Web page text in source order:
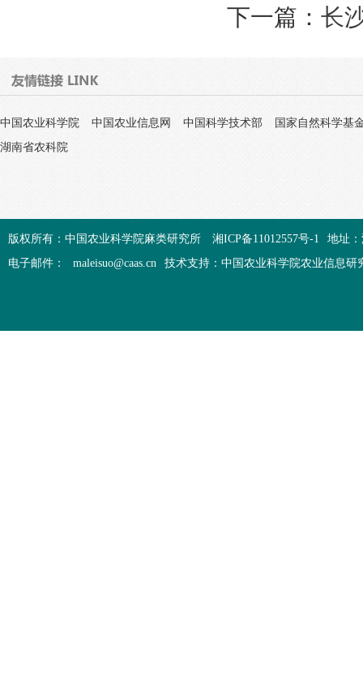
下一篇： 长
中国农业科学院 中国农业信息网 中国科学技术部
国家自然科学基
湖南省农科院
版权所有：中国农业科学院麻类研究所 湘ICP备11012557号-1
地址
电子邮件：
maleisuo@caas.cn 技术支持：中国农业科学院农业信息研